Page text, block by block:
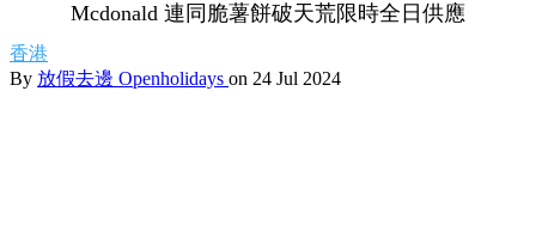
Mcdonald 連同脆薯餅破天荒限時全日供應
香港
By 放假去邊 Openholidays on 24 Jul 2024